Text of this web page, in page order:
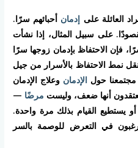
العائلة على إدمان أحبائهم سرًا.
على سبيل المثال، إذا نشأت
فإن الاحتفاظ بإدمان زوجها سرًا
يُنقل نمط الاحتفاظ بالأسرار من جيل
مجتمعنا حولالإدمان وعلاج الإدمان
أنها ضعف، وليست مرضًا —
يستطيع القيام بذلك مرة واحدة.
في التعرض للوصمة بالسر